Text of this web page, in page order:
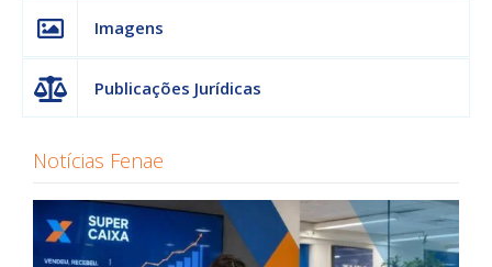
Imagens
Publicações Jurídicas
Notícias Fenae